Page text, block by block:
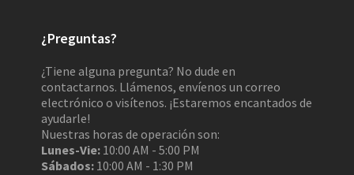
¿Preguntas?
¿Tiene alguna pregunta? No dude en
contactarnos. Llámenos, envíenos un correo
electrónico o visítenos. ¡Estaremos encantados de
ayudarle!
Nuestras horas de operación son:
Lunes-Vie: 10:00 AM - 5:00 PM
Sábados: 10:00 AM - 1:30 PM